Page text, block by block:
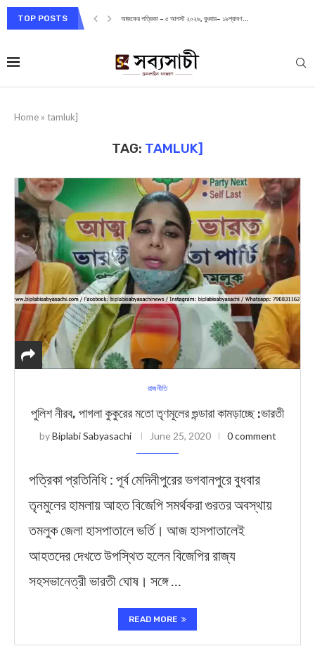
TOP POSTS আজকের পত্রিকা – ৫ আগস্ট ২০২৬, বুধবার– ১৯শ্রাবণ...
Home » tamluk]
TAG: TAMLUK]
রাজনীতি
পুলিশ নীরব, পাগলা কুকুরের মতো তৃণমূলের গুন্ডারা কামড়াচ্ছে :ভারতী
byBiplabi Sabyasachi June 25, 2020 0 comment
পত্রিকা প্রতিনিধি : পূর্ব মেদিনীপুরের ভগবানপুরে বুধবার
তৃনমুলের হামলায় আহত বিজেপি সমর্থকরা গুরতর অবস্থায়
তমলুক জেলা হাসপাতালে ভর্তি। আজ হাসপাতালেই
আহতদের দেখতে উপস্থিত হলেন বিজেপির রাজ্য
সহসভানেত্রী ভারতী ঘোষ। সঙ্গে …
READ MORE